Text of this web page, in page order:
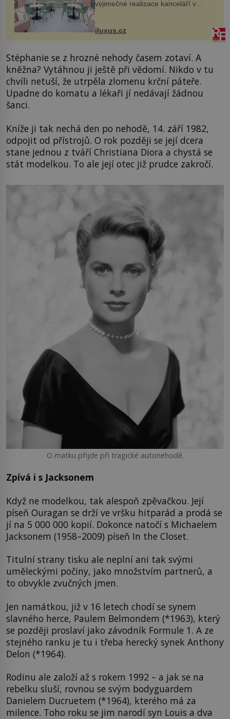
výjimečné realizace kanceláří v
areálu MediaCityUK v anglickém
budov Media...
iluxus.cz
Stéphanie se z hrozné nehody časem zotaví. A
kněžna? Vytáhnou ji ještě při vědomí. Nikdo v tu
chvíli netuší, že utrpěla zlomenu krční páteře.
Upadne do komatu a lékaři jí nedávají žádnou
šanci.
Kníže ji tak nechá den po nehodě, 14. září 1982,
odpojit od přístrojů. O rok později se její dcera
stane jednou z tváří Christiana Diora a chystá se
stát modelkou. To ale její otec již prudce zakročí.
O matku přijde při tragické autonehodě.
Zpívá i s Jacksonem
Když ne modelkou, tak alespoň zpěvačkou. Její
píseň Ouragan se drží ve vršku hitparád a prodá se
jí na 5 000 000 kopií. Dokonce natočí s Michaelem
Jacksonem (1958–2009) píseň In the Closet.
Titulní strany tisku ale neplní ani tak svými
uměleckými počiny, jako množstvím partnerů, a
to obvykle zvučných jmen.
Jen namátkou, již v 16 letech chodí se synem
slavného herce, Paulem Belmondem (*1963), který
se později proslaví jako závodník Formule 1. A ze
stejného ranku je tu i třeba herecký synek Anthony
Delon (*1964).
Rodinu ale založí až s rokem 1992 – a jak se na
rebelku sluší, rovnou se svým bodyguardem
Danielem Ducruetem (*1964), kterého má za
milence. Toho roku se jim narodí syn Louis a dva